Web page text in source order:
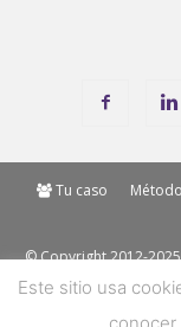
Tu caso
© Copyright 2012-
Los métodos y
"Trademark" de
Este sitio usa